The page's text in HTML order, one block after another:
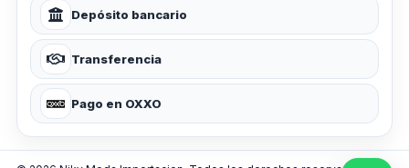
Depósito bancario
Transferencia
Pago en OXXO